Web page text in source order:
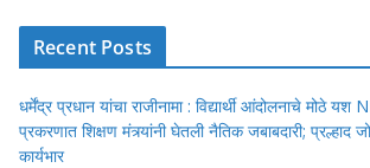
Recent Posts
धर्मेंद्र प्रधान यांचा राजीनामा : विद्यार्थी आंदोलनाचे मोठे
प्रकरणात शिक्षण मंत्र्यांनी घेतली नैतिक जबाबदारी; प्रल्हाद
कार्यभार